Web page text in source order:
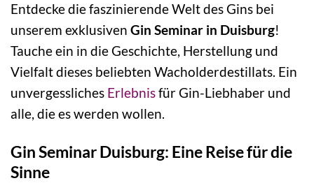
Entdecke die faszinierende Welt des Gins bei
unserem exklusiven Gin Seminar in Duisburg!
Tauche ein in die Geschichte, Herstellung und
Vielfalt dieses beliebten Wacholderdestillats. Ein
unvergessliches Erlebnisfür Gin-Liebhaber und
alle, die es werden wollen.
Gin Seminar Duisburg: Eine Reise für die
Sinne